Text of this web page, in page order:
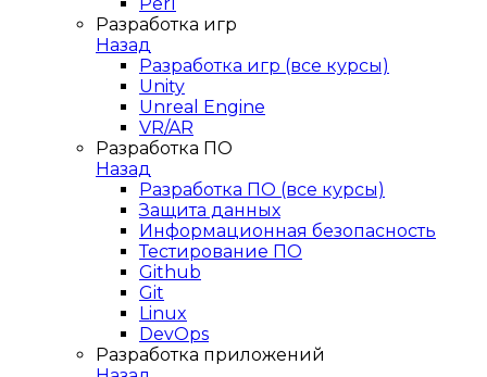
Разработка игр
Назад
Разработка игр (все курсы)
Unity
Unreal Engine
VR/AR
Разработка ПО
Назад
Разработка ПО (все курсы)
Защита данных
Информационная безопасность
Тестирование ПО
Github
Git
Linux
DevOps
Разработка приложений